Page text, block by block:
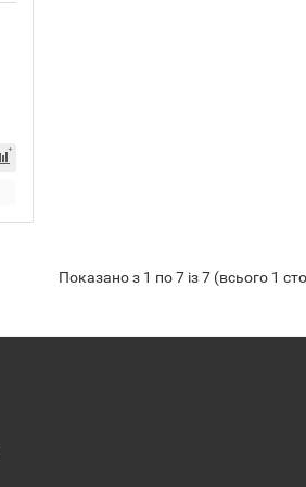
Показано з 1 по 7 із 7 (всього 1